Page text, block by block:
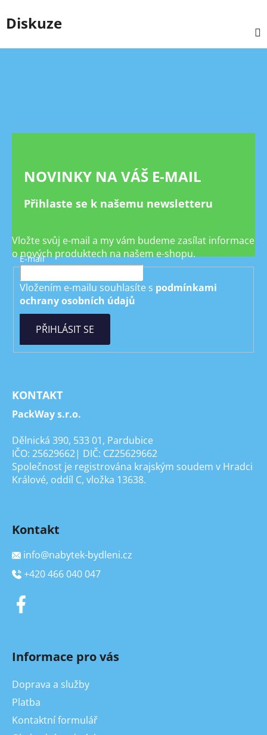
Diskuze
NOVINKY NA VÁŠ E-MAIL
Přihlaste se k našemu newsletteru
Vložte svůj e-mail a my vám budeme zasílat informace
o nových produktech na našem e-shopu.
E-mail
Vložením e-mailu souhlasíte s podmínkami
ochrany osobních údajů
PŘIHLÁSIT SE
KONTAKT
PackWay s.r.o.
Dělnická 390, 533 01, Pardubice
IČO: 25629662| DIČ: CZ25629662
Společnost je registrována krajským soudem v Hradci
Králové, oddíl C, vložka 13638.
Kontakt
info@nabytek-bydleni.cz
+420 466 040 047
Informace pro vás
Doprava a služby
Platba
Kontaktní formulář